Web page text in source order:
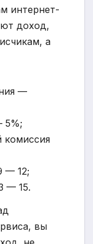
интернет-
доход,
а
—
5%;
комиссия
— 12;
— 15.
вы